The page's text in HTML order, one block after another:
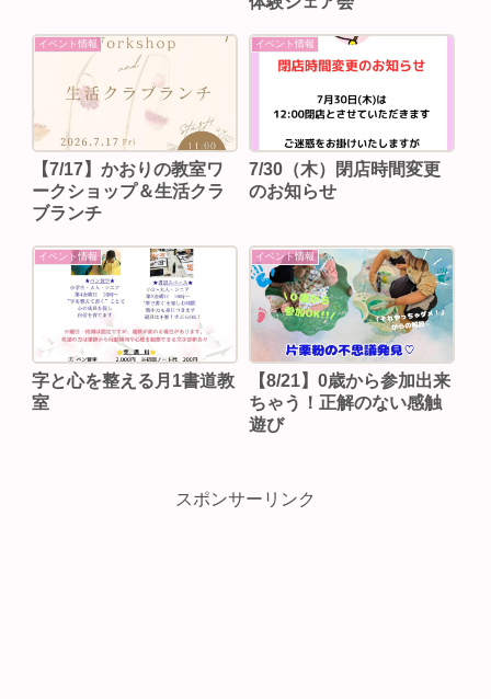
イベント情報
【7/17】かおりの教室ワ
ークショップ＆生活クラ
ブランチ
イベント情報
7/30（木）閉店時間変更
のお知らせ
イベント情報
字と心を整える月1書道教
室
イベント情報
【8/21】0歳から参加出来
ちゃう！正解のない感触
遊び
スポンサーリンク